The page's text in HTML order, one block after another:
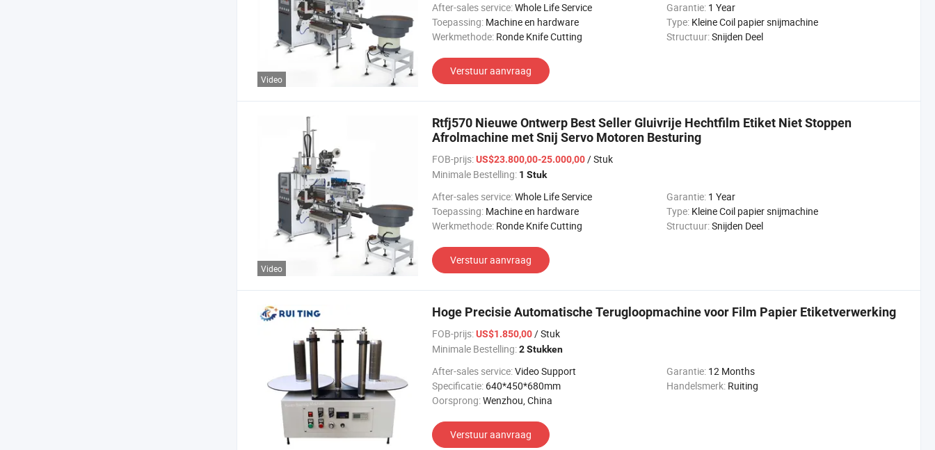
Video
After-sales service:Whole Life Service Garantie: 1 Year
Toepassing: Machine en hardware Type: Kleine Coil papier snijmachine
Werkmethode: Ronde Knife Cutting Structuur:Snijden Deel
Verstuur aanvraag
Video
Rtfj570 Nieuwe Ontwerp Best Seller Gluivrije Hechtfilm Etiket Niet Stoppen
Afrolmachine met Snij Servo Motoren Besturing
FOB-prijs:US$23.800,00-25.000,00/ Stuk
Minimale Bestelling: 1 Stuk
After-sales service:Whole Life Service Garantie: 1 Year
Toepassing: Machine en hardware Type: Kleine Coil papier snijmachine
Werkmethode: Ronde Knife Cutting Structuur:Snijden Deel
Verstuur aanvraag
Hoge Precisie Automatische Terugloopmachine voor Film Papier Etiketverwerking
FOB-prijs:US$1.850,00/ Stuk
Minimale Bestelling:2 Stukken
After-sales service:Video Support Garantie: 12 Months
Specificatie: 640*450*680mm Handelsmerk: Ruiting
Oorsprong:Wenzhou, China
Verstuur aanvraag